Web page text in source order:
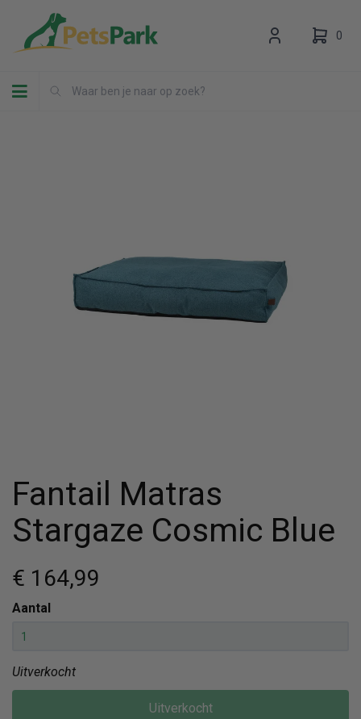
Toggle navigation
0
Fantail Matras
Stargaze Cosmic Blue
€ 164,99
Aantal
Uitverkocht
Uitverkocht